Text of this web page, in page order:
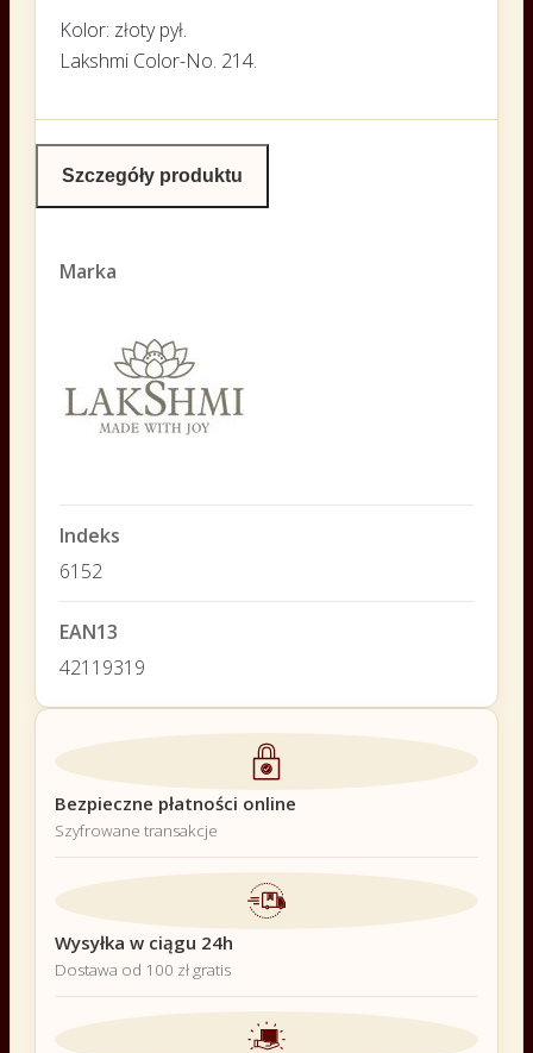
Kolor: złoty pył.
Lakshmi Color-No. 214.
Szczegóły produktu
Marka
Indeks
6152
EAN13
42119319
Bezpieczne płatności online
Szyfrowane transakcje
Wysyłka w ciągu 24h
Dostawa od 100 zł gratis